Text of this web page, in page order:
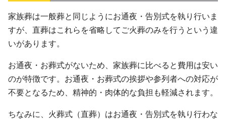
家族葬は一般葬と同じようにお通夜・告別式を執り行いま
すが、直葬はこれらを省略してご火葬のみを行うという違
いがあります。
お通夜・お葬式がないため、家族葬に比べると費用は安い
のが特徴です。お通夜・お葬式の挨拶や参列者への対応が
不要となるため、精神的・肉体的な負担も軽減されます。
ちなみに、火葬式（直葬）はお通夜・告別式を執り行わな